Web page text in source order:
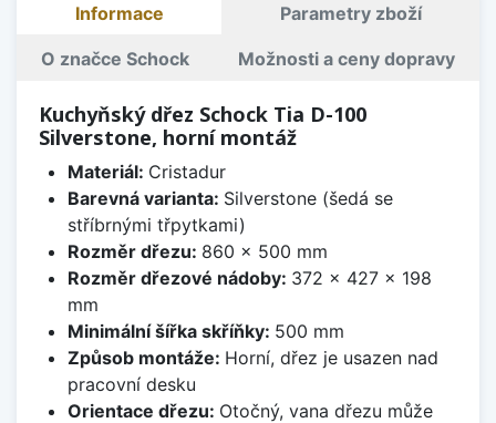
Informace Parametry zboží
O značce Schock Možnosti a ceny dopravy
Kuchyňský dřez Schock Tia D-100
Silverstone, horní montáž
Materiál: Cristadur
Barevná varianta: Silverstone (šedá se
stříbrnými třpytkami)
Rozměr dřezu: 860 x 500 mm
Rozměr dřezové nádoby: 372 x 427 x 198
mm
Minimální šířka skříňky: 500 mm
Způsob montáže: Horní, dřez je usazen nad
pracovní desku
Orientace dřezu: Otočný, vana dřezu může